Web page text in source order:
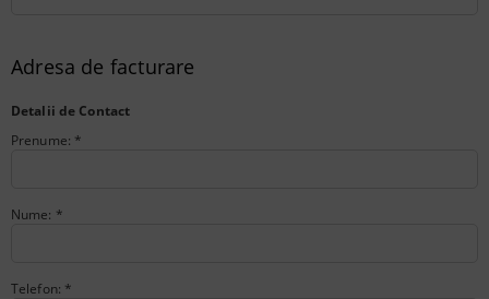
Adresa de facturare
Detalii de Contact
Prenume: *
Nume: *
Telefon: *